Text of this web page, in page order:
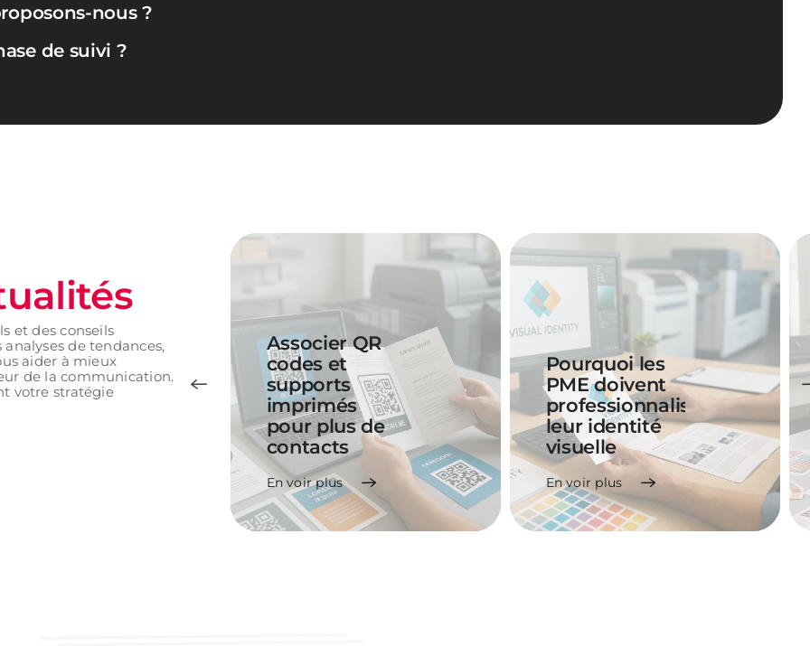
nous ?
de suivi ?
et des conseils
de tendances,
aider à mieux
de la communication.
votre stratégie
sa
lors
Associer QR
codes et
supports
imprimés
pour plus de
contacts
En voir plus
Pourquoi les
PME doivent
professionnaliser
leur identité
visuelle
En voir plus